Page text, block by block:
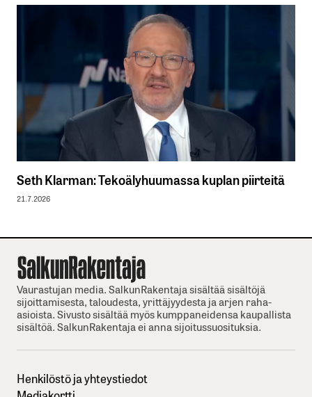
Seth Klarman: Tekoälyhuumassa kuplan piirteitä
21.7.2026
Vaurastujan media. SalkunRakentaja sisältää sisältöjä
sijoittamisesta, taloudesta, yrittäjyydesta ja arjen raha-
asioista. Sivusto sisältää myös kumppaneidensa kaupallista
sisältöä. SalkunRakentaja ei anna sijoitussuosituksia.
Henkilöstö ja yhteystiedot